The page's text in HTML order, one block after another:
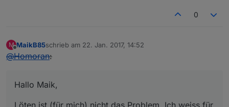
0
M
Offline
MaikB85schrieb am 22. Jan. 2017, 14:52
zuletzt editiert von
@Homoran:
Hallo Maik,